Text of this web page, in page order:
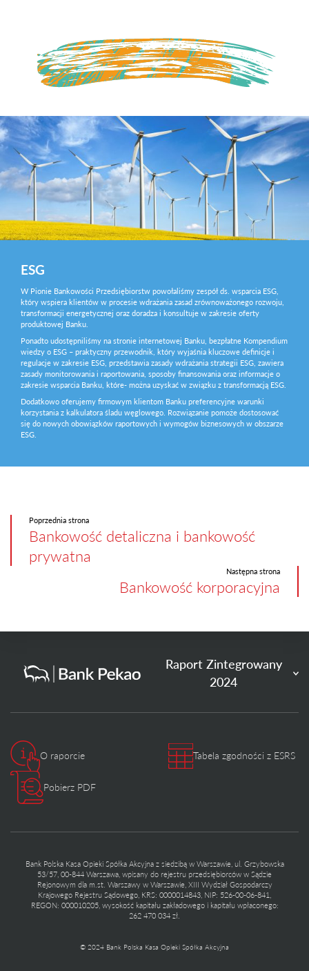
ESG
W Pionie Bankowości Przedsiębiorstw powołaliśmy zespół ds. wsparcia ESG,
który wspiera klientów w procesie wdrażania zasad zrównoważonego rozwoju,
transformacji energetycznej oraz doradza i konsultuje w zakresie oferty
produktowej Banku.
Ponadto udostępniliśmy na stronie internetowej Banku, bezpłatne Kompendium
wiedzy o ESG – praktyczny przewodnik, który wyjaśnia kluczowe definicje i
regulacje w zakresie ESG, przedstawia zasady wdrażania strategii ESG, zawiera
zasady monitorowania i raportowania, sposoby finansowania oraz informacje o
zakresie wsparcia Banku, które- można uzyskać w związku z transformacją ESG.
Dodatkowo oferujemy firmowym klientom Banku preferencyjne warunki
korzystania z kalkulatora śladu węglowego. Rozwiązanie pomoże dostosować
się do nowych obowiązków raportowych i wymogów biznesowych w obszarze
ESG.
Poprzednia strona
Bankowość detaliczna i bankowość
prywatna
Następna strona
Bankowość korporacyjna
Raport Zintegrowany
2024
O raporcie Tabela zgodności z ESRS
Pobierz PDF
Bank Polska Kasa Opieki Spółka Akcyjna z siedzibą w Warszawie, ul. Grzybowska
53/57, 00-844 Warszawa, wpisany do rejestru przedsiębiorców w Sądzie
Rejonowym dla m.st. Warszawy w Warszawie, XIII Wydział Gospodarczy
Krajowego Rejestru Sądowego, KRS: 0000014843, NIP: 526-00-06-841,
REGON: 000010205, wysokość kapitału zakładowego i kapitału wpłaconego:
262 470 034 zł.
© 2024 Bank Polska Kasa Opieki Spółka Akcyjna